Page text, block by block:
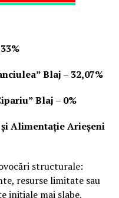
Blaj – 32,07%
Blaj – 0%
Alimentație Arieșeni
structurale:
resurse limitate sau
inițiale mai slabe.